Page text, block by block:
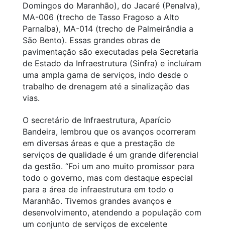
Domingos do Maranhão), do Jacaré (Penalva),
MA-006 (trecho de Tasso Fragoso a Alto
Parnaíba), MA-014 (trecho de Palmeirândia a
São Bento). Essas grandes obras de
pavimentação são executadas pela Secretaria
de Estado da Infraestrutura (Sinfra) e incluíram
uma ampla gama de serviços, indo desde o
trabalho de drenagem até a sinalização das
vias.
O secretário de Infraestrutura, Aparício
Bandeira, lembrou que os avanços ocorreram
em diversas áreas e que a prestação de
serviços de qualidade é um grande diferencial
da gestão. “Foi um ano muito promissor para
todo o governo, mas com destaque especial
para a área de infraestrutura em todo o
Maranhão. Tivemos grandes avanços e
desenvolvimento, atendendo a população com
um conjunto de serviços de excelente